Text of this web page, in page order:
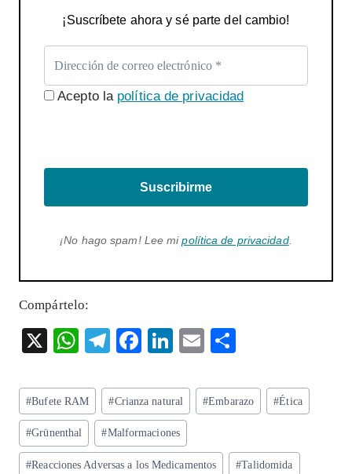
¡Suscríbete ahora y sé parte del cambio!
Acepto la política de privacidad
Suscribirme
¡No hago spam! Lee mipolítica de privacidad.
Compártelo:
X
W
ts
A
p
p
T
eg
ra
m
F
eb
o
o
k
Li
ke
dI
n
E
ai
l
re
Etiquetas
de
la
entrada:
#Bufete RAM #Crianza natural #Embarazo #Ética
#Grünenthal #Malformaciones
#Reacciones Adversas a los Medicamentos #Talidomida